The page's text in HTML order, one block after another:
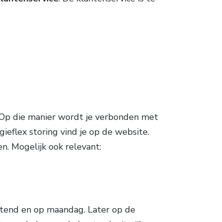
die manier wordt je verbonden met
storing vind je op de website.
Mogelijk ook relevant:
en op maandag. Later op de